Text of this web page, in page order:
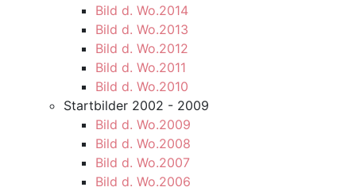
Bild d. Wo.2014
Bild d. Wo.2013
Bild d. Wo.2012
Bild d. Wo.2011
Bild d. Wo.2010
Startbilder 2002 - 2009
Bild d. Wo.2009
Bild d. Wo.2008
Bild d. Wo.2007
Bild d. Wo.2006